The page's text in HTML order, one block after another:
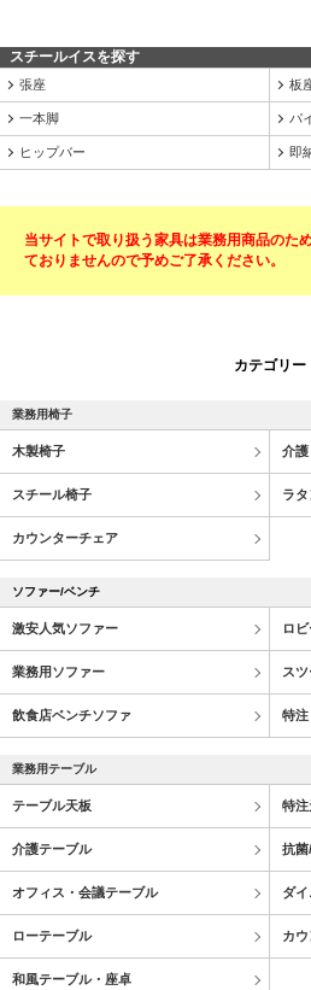
スチールイスを探す
張座 板
一本脚 パ
ヒップバー 即
当サイトで取り扱う家具は業務用商品のた
ておりませんので予めご了承ください。
カテゴリー
業務用椅子
木製椅子 介護
スチール椅子 ラ
カウンターチェア
ソファー/ベンチ
激安人気ソファー ロ
業務用ソファー ス
飲食店ベンチソファ 特注
業務用テーブル
テーブル天板 特注
介護テーブル 抗菌
オフィス・会議テーブル ダ
ローテーブル カ
和風テーブル・座卓